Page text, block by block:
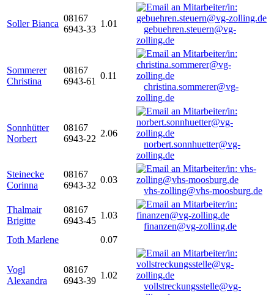
Soller Bianca
08167
6943-33
1.01
gebuehren.steuern@vg-
zolling.de
Sommerer
Christina
08167
6943-61
0.11
christina.sommerer@vg-
zolling.de
Sonnhütter
Norbert
08167
6943-22
2.06
norbert.sonnhuetter@vg-
zolling.de
Steinecke
Corinna
08167
6943-32
0.03
vhs-zolling@vhs-moosburg.de
Thalmair
Brigitte
08167
6943-45
1.03
finanzen@vg-zolling.de
Toth Marlene
0.07
Vogl
Alexandra
08167
6943-39
1.02
vollstreckungsstelle@vg-